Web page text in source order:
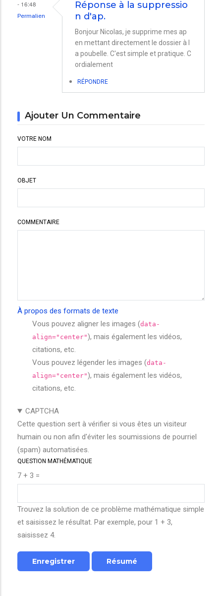
- 16:48
Permalien
Réponse à la suppressio
n d'ap.
Bonjour Nicolas, je supprime mes ap
en mettant directement le dossier à l
a poubelle. C'est simple et pratique. C
ordialement
RÉPONDRE
Ajouter Un Commentaire
VOTRE NOM
OBJET
COMMENTAIRE
À propos des formats de texte
Vous pouvez aligner les images (data-
align="center"), mais également les vidéos,
citations, etc.
Vous pouvez légender les images (data-
align="center"), mais également les vidéos,
citations, etc.
CAPTCHA
Cette question sert à vérifier si vous êtes un visiteur
humain ou non afin d'éviter les soumissions de pourriel
(spam) automatisées.
QUESTION MATHÉMATIQUE
7 + 3 =
Trouvez la solution de ce problème mathématique simple
et saisissez le résultat. Par exemple, pour 1 + 3,
saisissez 4.